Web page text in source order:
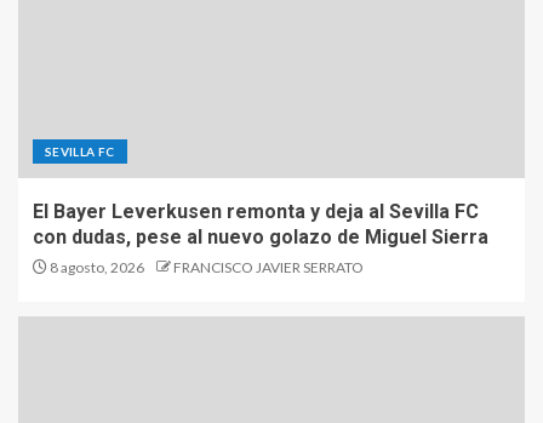
SEVILLA FC
El Bayer Leverkusen remonta y deja al Sevilla FC
con dudas, pese al nuevo golazo de Miguel Sierra
8 agosto, 2026 FRANCISCO JAVIER SERRATO